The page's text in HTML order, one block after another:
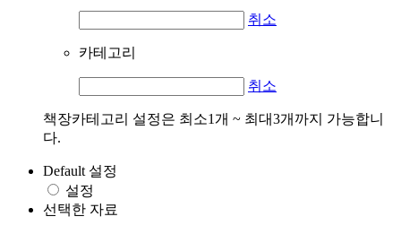
취소
카테고리
취소
책장카테고리 설정은 최소1개 ~ 최대3개까지 가능합니
다.
Default 설정
설정
선택한 자료